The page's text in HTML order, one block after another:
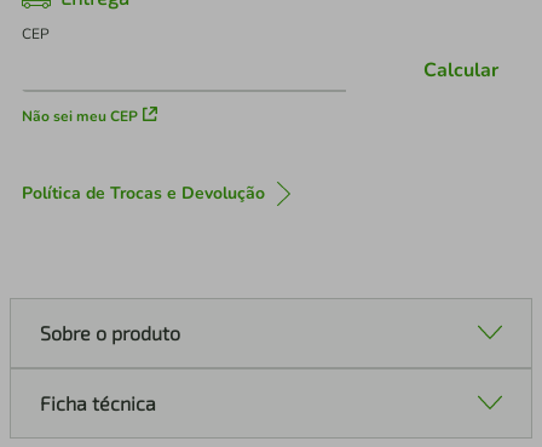
CEP
Não sei meu CEP
Calcular
Política de Trocas e Devolução
Sobre o produto
Ficha técnica